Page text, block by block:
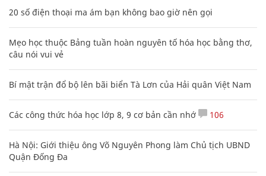
20 số điện thoại ma ám bạn không bao giờ nên gọi
Mẹo học thuộc Bảng tuần hoàn nguyên tố hóa học bằng thơ,
câu nói vui vẻ
Bí mật trận đổ bộ lên bãi biển Tà Lơn của Hải quân Việt Nam
Các công thức hóa học lớp 8, 9 cơ bản cần nhớ 106
Hà Nội: Giới thiệu ông Võ Nguyên Phong làm Chủ tịch UBND
Quận Đống Đa